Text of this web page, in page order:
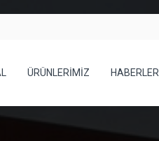
ÜRÜNLERİMİZ HABERLER